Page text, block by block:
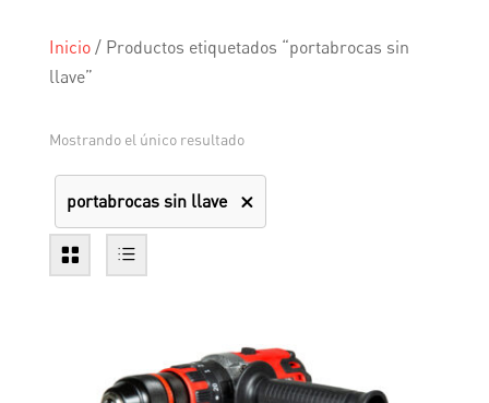
Inicio/ Productos etiquetados “portabrocas sin
llave”
Mostrando el único resultado
portabrocas sin llave